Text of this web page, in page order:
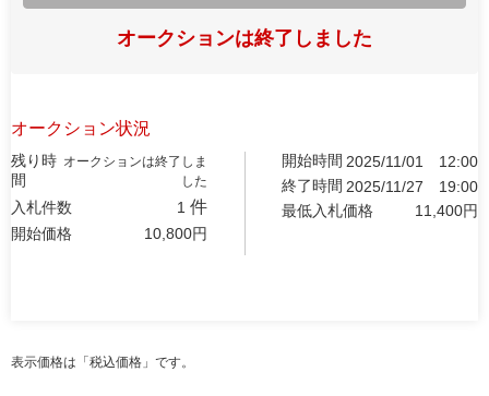
オークションは終了しました
オークション状況
残り時
間
オークションは終了しま
した
入札件数 1 件
開始価格 10,800円
開始時間 2025/11/01
12:00
終了時間 2025/11/27
19:00
最低入札価格
11,400円
表示価格は「税込価格」です。